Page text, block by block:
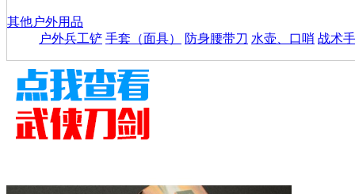
其他户外用品
户外兵工铲 手套（面具） 防身腰带刀 水壶、口哨 战术